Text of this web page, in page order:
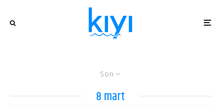
Son
8 mart